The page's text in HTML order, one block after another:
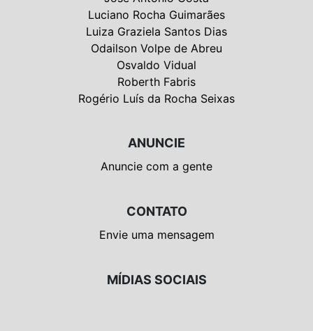
Luciano Rocha Guimarães
Luiza Graziela Santos Dias
Odailson Volpe de Abreu
Osvaldo Vidual
Roberth Fabris
Rogério Luís da Rocha Seixas
ANUNCIE
Anuncie com a gente
CONTATO
Envie uma mensagem
MÍDIAS SOCIAIS